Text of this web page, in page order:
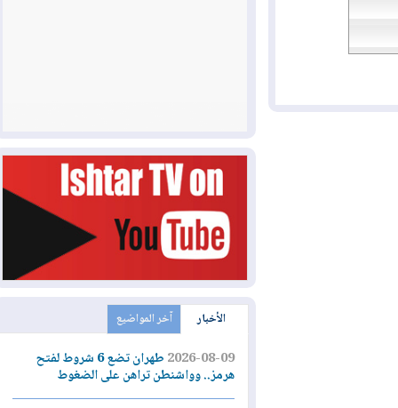
الأخبار آخر المواضيع
2026-08-09 طهران تضع 6 شروط لفتح
هرمز.. وواشنطن تراهن على الضغوط